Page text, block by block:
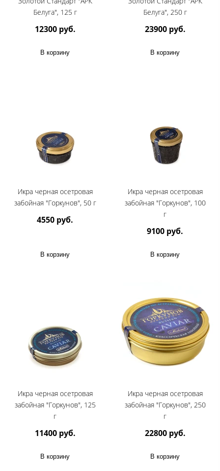
Белуга", 125 г
12300 руб.
В корзину
Белуга", 250 г
23900 руб.
В корзину
Икра черная осетровая
забойная "Горкунов", 50 г
4550 руб.
В корзину
Икра черная осетровая
забойная "Горкунов", 100
г
9100 руб.
В корзину
Икра черная осетровая
забойная "Горкунов", 125
г
11400 руб.
В корзину
Икра черная осетровая
забойная "Горкунов", 250
г
22800 руб.
В корзину